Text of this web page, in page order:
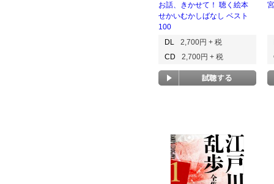
お話、きかせて！ 聴く絵本
せかいむかしばなし ベスト
100
DL
2,700円 + 税
CD
2,700円 + 税